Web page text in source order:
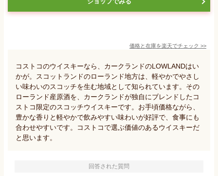
価格と在庫を楽天でチェック >>
コストコのウイスキーなら、カークランドのLOWLANDはい
かが。スコットランドのローランド地方は、軽やかでやさし
い味わいのスコッチを生む地域として知られています。その
ローランド産原酒を、カークランドが独自にブレンドしたコ
ストコ限定のスコッチウイスキーです。お手頃価格ながら、
豊かな香りと軽やかで飲みやすい味わいが好評で、食事にも
合わせやすいです。コストコで選ぶ価値のあるウイスキーだ
と思います。
回答された質問